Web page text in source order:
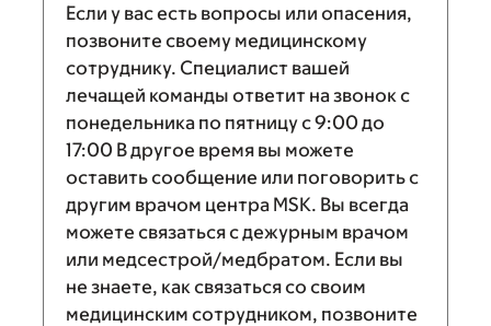
Если у вас есть вопросы или опасения,
позвоните своему медицинскому
сотруднику. Специалист вашей
лечащей команды ответит на звонок с
понедельника по пятницу с9:00 до
17:00 В другое время вы можете
оставить сообщение или поговорить с
другим врачом центра MSK. Вы всегда
можете связаться с дежурным врачом
или медсестрой/медбратом. Если вы
не знаете, как связаться со своим
медицинским сотрудником, позвоните